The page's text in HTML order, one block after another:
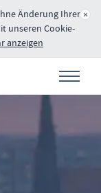
×
Änderung Ihrer
unseren Cookie-
anzeigen